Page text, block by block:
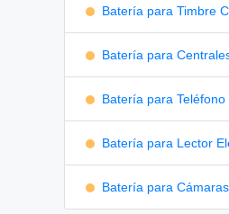
Batería para Timbre
Batería para
Batería para
Batería para Lector
Batería para